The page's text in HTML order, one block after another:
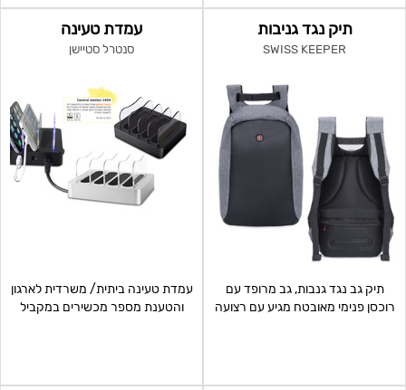
תיק נגד גניבות
SWISS KEEPER
תיק גב נגד גנבות, גב מרופד עם
רוכסן פנימי מאובטח מגיע עם רצועה
עמדת טעינה
סנטרל סטיישן
עמדת טעינה ביתית/ משרדית לארגון
והטענת מספר מכשירים במקביל